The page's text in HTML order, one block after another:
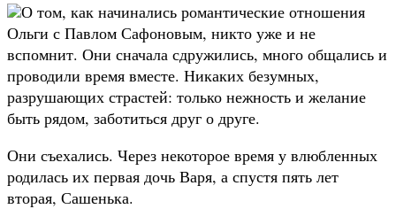
О том, как начинались романтические отношения
Ольги с Павлом Сафоновым, никто уже и не
вспомнит. Они сначала сдружились, много общались и
проводили время вместе. Никаких безумных,
разрушающих страстей: только нежность и желание
быть рядом, заботиться друг о друге.
Они съехались. Через некоторое время у влюбленных
родилась их первая дочь Варя, а спустя пять лет
вторая, Сашенька.